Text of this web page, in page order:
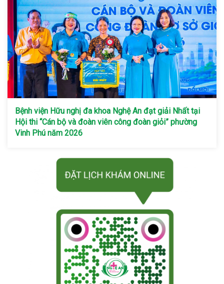
Bệnh viện Hữu nghị đa khoa Nghệ An đạt giải Nhất tại
Hội thi “Cán bộ và đoàn viên công đoàn giỏi” phường
Vinh Phú năm 2026